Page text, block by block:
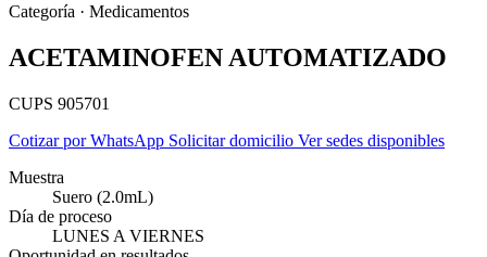
Categoría · Medicamentos
ACETAMINOFEN AUTOMATIZADO
CUPS 905701
Cotizar por WhatsApp Solicitar domicilio Ver sedes disponibles
Muestra
Suero (2.0mL)
Día de proceso
LUNES A VIERNES